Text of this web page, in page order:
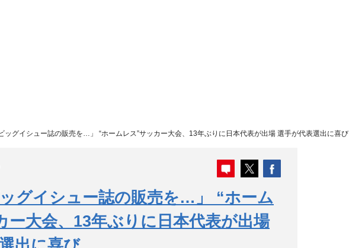
ッグイシュー誌の販売を…」 “ホームレス”サッカー大会、13年ぶりに日本代表が出場 選手が代表選出に喜び
ッグイシュー誌の販売を…」 “ホーム
ー大会、13年ぶりに日本代表が出場